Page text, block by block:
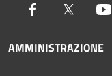
Facebook Twitter
AMMINISTRAZIONE